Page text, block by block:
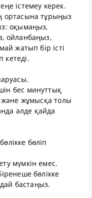
істемеу керек.
ортасына тұрыңыз
оқымаңыз,
ойланбаңыз,
жатып бір істі
бес минуттық
және жұмысқа толы
әлде қайда
бөліп
мүмкін емес.
бөлікке
бастаңыз.